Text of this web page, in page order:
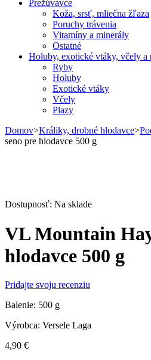
Prežúvavce
Koža, srsť, mliečna žľaza
Poruchy trávenia
Vitamíny a minerály
Ostatné
Holuby, exotické vtáky, včely a
Ryby
Holuby
Exotické vtáky
Včely
Plazy
Domov>Králiky, drobné hlodavce>
seno pre hlodavce 500 g
Dostupnosť: Na sklade
VL Mountain
hlodavce 500 g
Pridajte svoju recenziu
Balenie: 500 g
Výrobca: Versele Laga
4,90 €